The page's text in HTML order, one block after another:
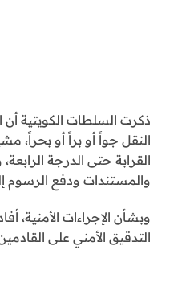
ذكرت السلطات الكويتية أن
النقل جواً أو براً أو بحراً،
القرابة حتى الدرجة
والمستندات ودفع الرسوم
وبشأن الإجراءات الأمنية،
التدقيق الأمني على